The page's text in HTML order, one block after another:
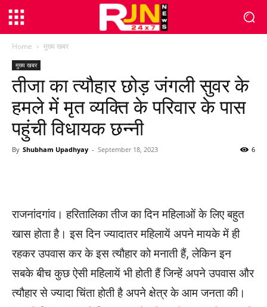
Home मुख्य खबर
मुख्य खबर
तीजा का त्यौहार छोड़ जंगली सुवर के
हमले में मृत व्यक्ति के परिवार के पास
पहुंची विधायक छन्नी
By Shubham Upadhyay - September 18, 2023 6
राजनांदगांव। हरितालिका तीज का दिन महिलाओं के लिए बहुत
खास होता है। इस दिन ज्यादातर महिलायें अपने मायके में ही
रहकर उपवास कर के इस त्यौहार को मनाती हैं, लेकिन इन
सबके बीच कुछ ऐसी महिलायें भी होती हैं जिन्हें अपने उपवास और
त्यौहार से ज्यादा चिंता होती है अपने क्षेत्र के आम जनता की।